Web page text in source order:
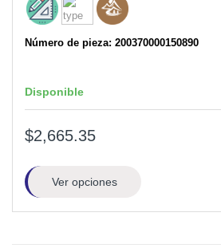
Número de pieza: 200370000150890
Disponible
$2,665.35
Ver opciones